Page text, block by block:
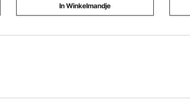
In Winkelmandje